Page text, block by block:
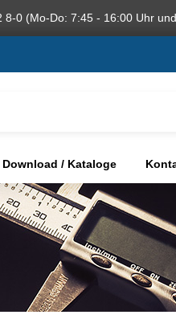
8-0 (Mo-Do: 7:45 - 16:00 Uhr
Download / Kataloge